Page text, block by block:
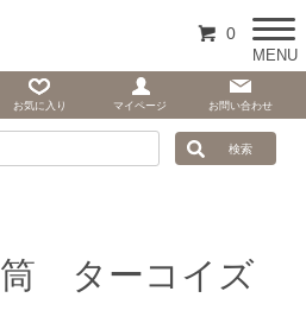
ターコイズ
0
MENU
お気に入り マイページ お問い合わせ